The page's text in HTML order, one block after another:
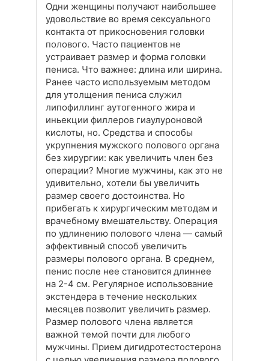
Одни женщины получают наибольшее
удовольствие во время сексуального
контакта от прикосновения головки
полового. Часто пациентов не
устраивает размер и форма головки
пениса. Что важнее: длина или ширина.
Ранее часто используемым методом
для утолщения пениса служил
липофиллинг аутогенного жира и
иньекции филлеров гиаулуроновой
кислоты, но. Средства и способы
укрупнения мужского полового органа
без хирургии: как увеличить член без
операции? Многие мужчины, как это не
удивительно, хотели бы увеличить
размер своего достоинства. Но
прибегать к хирургическим методам и
врачебному вмешательству. Операция
по удлинению полового члена — самый
эффективный способ увеличить
размеры полового органа. В среднем,
пенис после нее становится длиннее
на 2-4 см. Регулярное использование
экстендера в течение нескольких
месяцев позволит увеличить размер.
Размер полового члена является
важной темой почти для любого
мужчины. Прием дигидротестостерона